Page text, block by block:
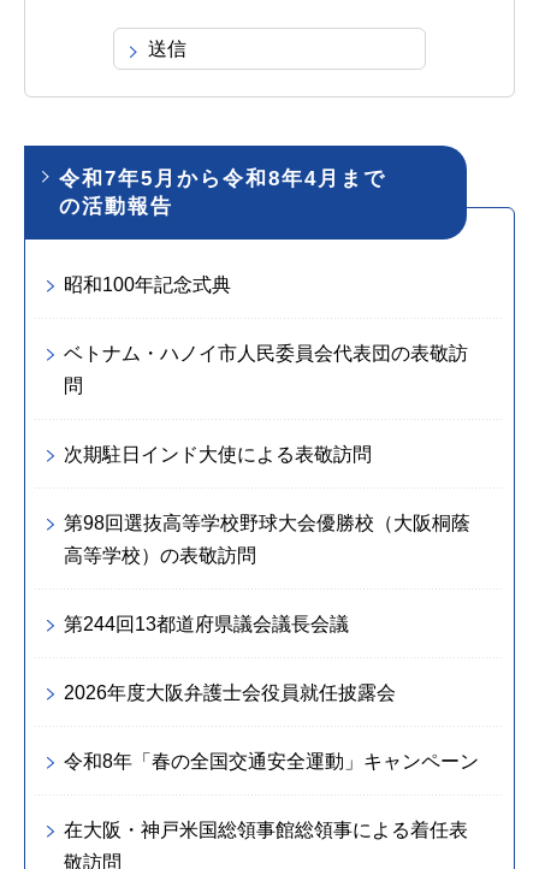
令和7年5月から令和8年4月まで
の活動報告
昭和100年記念式典
ベトナム・ハノイ市人民委員会代表団の表敬訪
問
次期駐日インド大使による表敬訪問
第98回選抜高等学校野球大会優勝校（大阪桐蔭
高等学校）の表敬訪問
第244回13都道府県議会議長会議
2026年度大阪弁護士会役員就任披露会
令和8年「春の全国交通安全運動」キャンペーン
在大阪・神戸米国総領事館総領事による着任表
敬訪問